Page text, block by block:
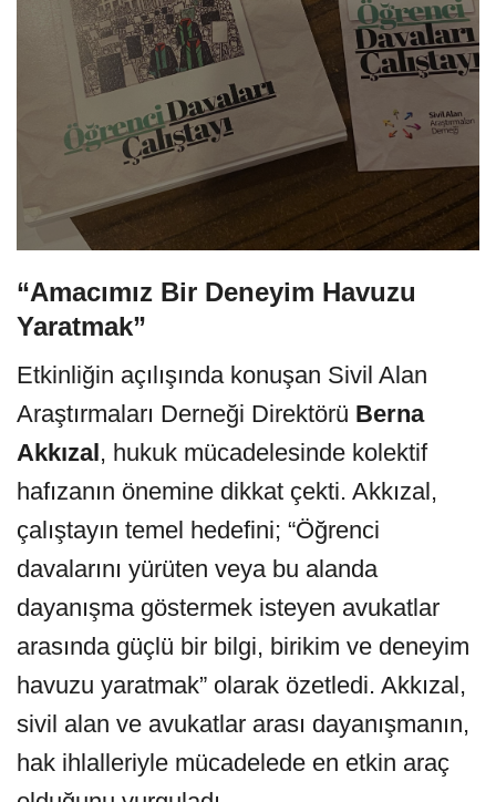
“Amacımız Bir Deneyim Havuzu
Yaratmak”
Etkinliğin açılışında konuşan Sivil Alan
Araştırmaları Derneği Direktörü Berna
Akkızal , hukuk mücadelesinde kolektif
hafızanın önemine dikkat çekti. Akkızal,
çalıştayın temel hedefini; “Öğrenci
davalarını yürüten veya bu alanda
dayanışma göstermek isteyen avukatlar
arasında güçlü bir bilgi, birikim ve deneyim
havuzu yaratmak” olarak özetledi. Akkızal,
sivil alan ve avukatlar arası dayanışmanın,
hak ihlalleriyle mücadelede en etkin araç